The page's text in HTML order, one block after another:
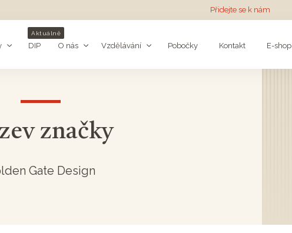
Přidejte se k nám
DIP
Aktuálně
O nás Vzdělávání Pobočky Kontakt E-shop
značky
Gate Design